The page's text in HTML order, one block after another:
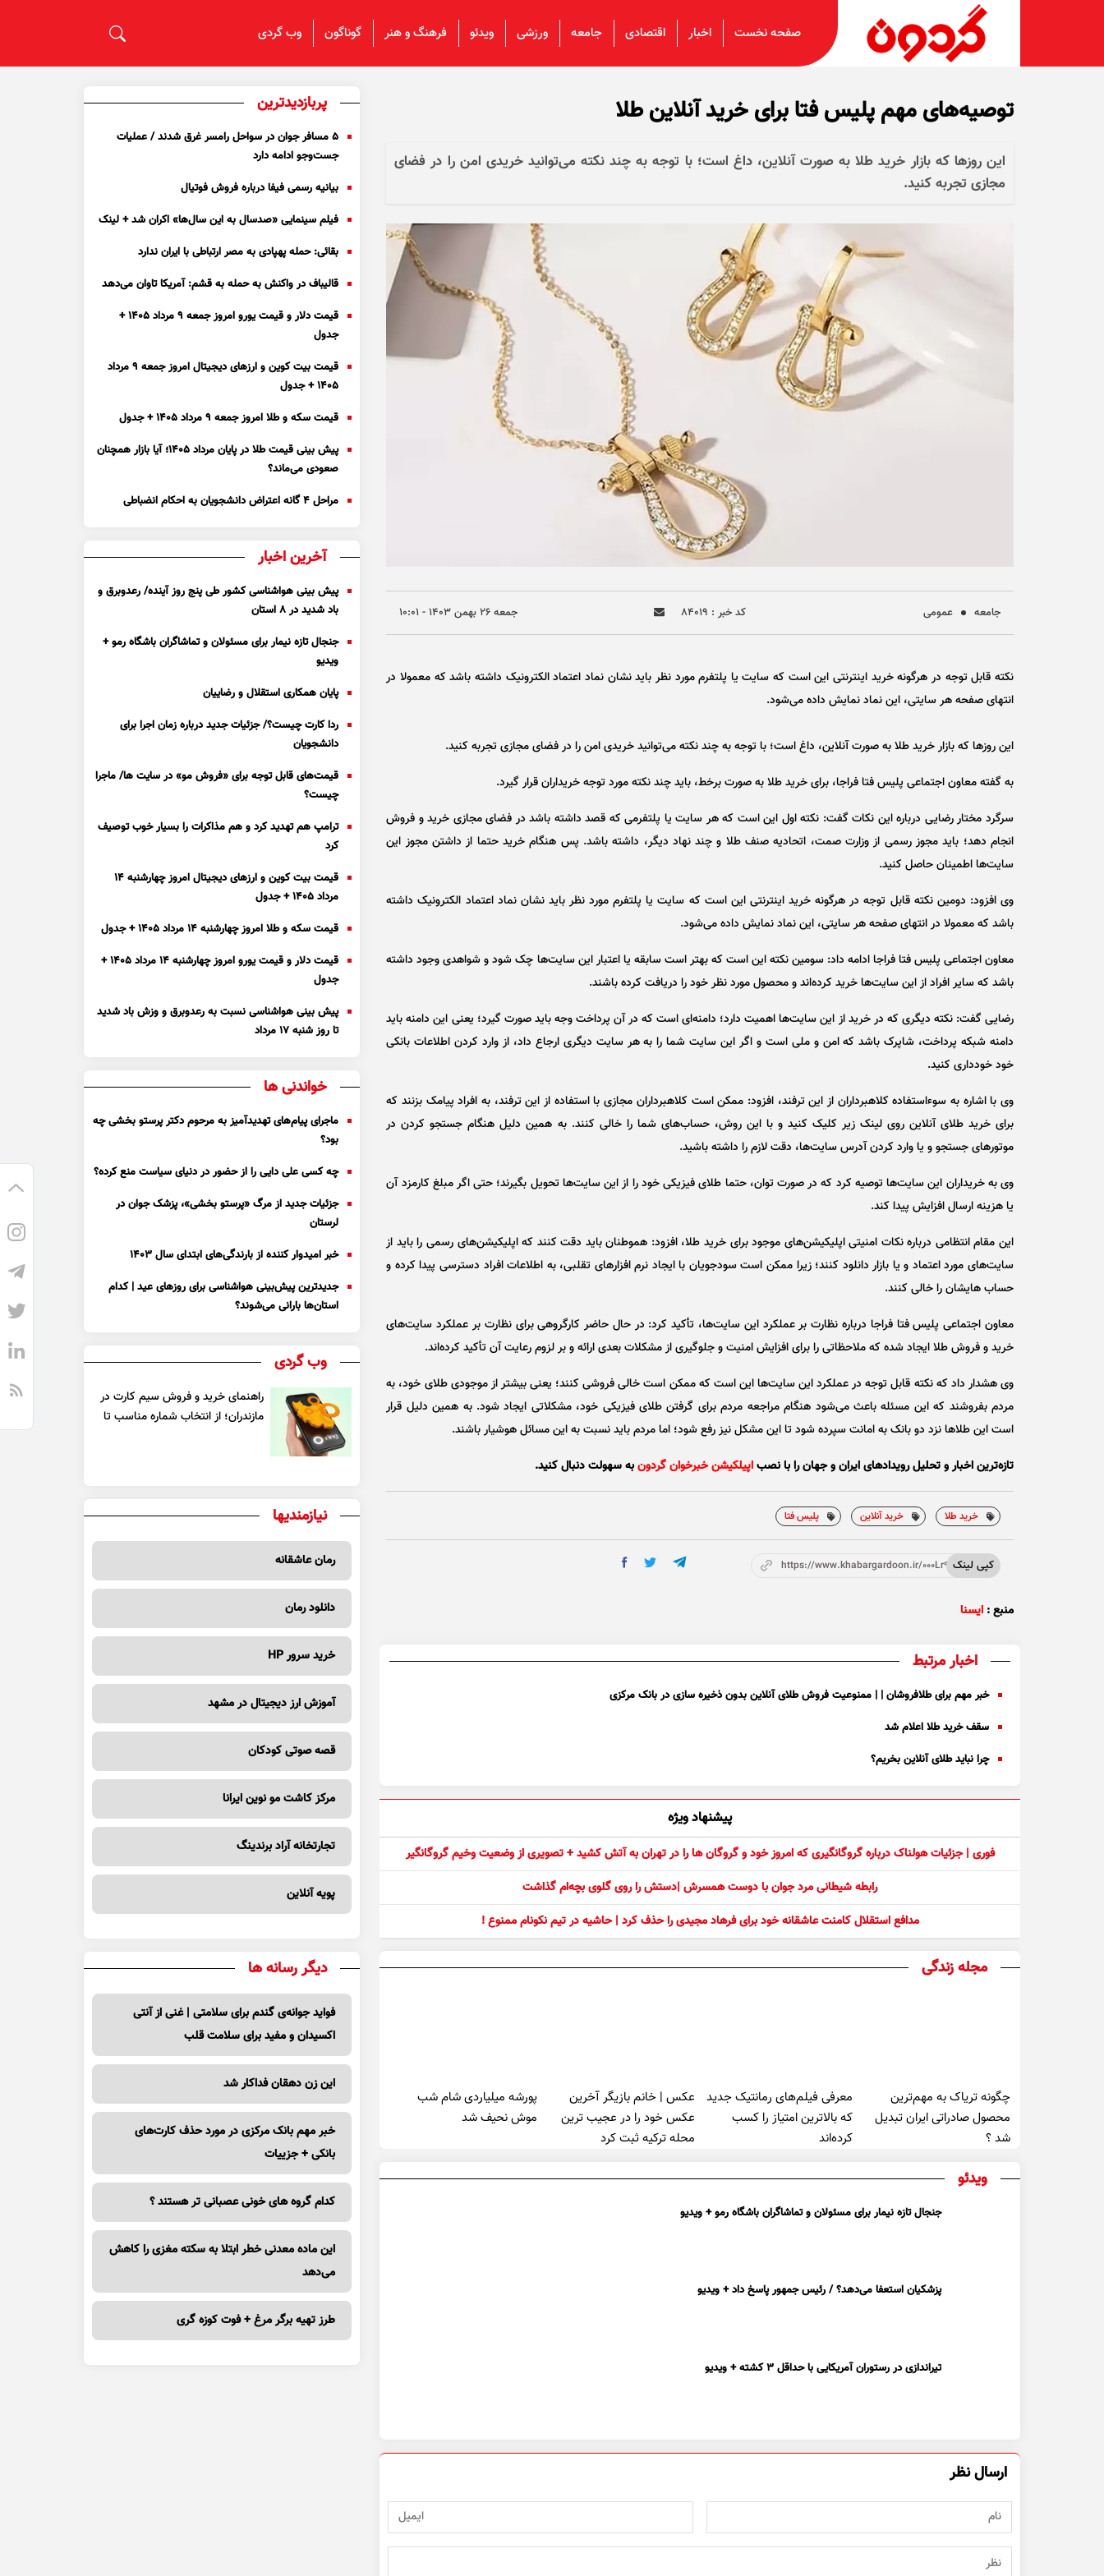
صفحه نخست اخبار اقتصادی جامعه ورزشی ویدئو فرهنگ و هنر گوناگون وب گردی
توصیه‌های مهم پلیس فتا برای خرید آنلاین طلا
این روز‌ها که بازار خرید طلا به صورت آنلاین، داغ است؛ با توجه به چند نکته می‌توانید خریدی امن را در فضای
مجازی تجربه کنید.
جامعه عمومی کد خبر : ۸۴۰۱۹ جمعه ۲۶ بهمن ۱۴۰۳ - ۱۰:۰۱
نکته قابل توجه در هرگونه خرید اینترنتی این است که سایت یا پلتفرم مورد نظر باید نشان نماد اعتماد الکترونیک داشته باشد که معمولا در
انتهای صفحه هر سایتی، این نماد نمایش داده می‌شود.
این روز‌ها که بازار خرید طلا به صورت آنلاین، داغ است؛ با توجه به چند نکته می‌توانید خریدی امن را در فضای مجازی تجربه کنید.
به گفته معاون اجتماعی پلیس فتا فراجا، برای خرید طلا به صورت برخط، باید چند نکته مورد توجه خریداران قرار گیرد.
سرگرد مختار رضایی درباره این نکات گفت: نکته اول این است که هر سایت یا پلتفرمی که قصد داشته باشد در فضای مجازی خرید و فروش
انجام دهد؛ باید مجوز رسمی از وزارت صمت، اتحادیه صنف طلا و چند نهاد دیگر، داشته باشد. پس هنگام خرید حتما از داشتن مجوز این
سایت‌ها اطمینان حاصل کنید.
وی افزود: دومین نکته قابل توجه در هرگونه خرید اینترنتی این است که سایت یا پلتفرم مورد نظر باید نشان نماد اعتماد الکترونیک داشته
باشد که معمولا در انتهای صفحه هر سایتی، این نماد نمایش داده می‌شود.
معاون اجتماعی پلیس فتا فراجا ادامه داد: سومین نکته این است که بهتر است سابقه یا اعتبار این سایت‌ها چک شود و شواهدی وجود داشته
باشد که سایر افراد از این سایت‌ها خرید کرده‌اند و محصول مورد نظر خود را دریافت کرده باشند.
رضایی گفت: نکته دیگری که در خرید از این سایت‌ها اهمیت دارد؛ دامنه‌ای است که در آن پرداخت وجه باید صورت گیرد؛ یعنی این دامنه باید
دامنه شبکه پرداخت، شاپرک باشد که امن و ملی است و اگر این سایت شما را به هر سایت دیگری ارجاع داد، از وارد کردن اطلاعات بانکی
خود خودداری کنید.
وی با اشاره به سوءاستفاده کلاهبرداران از این ترفند، افزود: ممکن است کلاهبرداران مجازی با استفاده از این ترفند، به افراد پیامک بزنند که
برای خرید طلای آنلاین روی لینک زیر کلیک کنید و با این روش، حساب‌های شما را خالی کنند. به همین دلیل هنگام جستجو کردن در
موتور‌های جستجو و یا وارد کردن آدرس سایت‌ها، دقت لازم را داشته باشید.
وی به خریداران این سایت‌ها توصیه کرد که در صورت توان، حتما طلای فیزیکی خود را از این سایت‌ها تحویل بگیرند؛ حتی اگر مبلغ کارمزد آن
یا هزینه ارسال افزایش پیدا کند.
این مقام انتظامی درباره نکات امنیتی اپلیکیشن‌های موجود برای خرید طلا، افزود: هموطنان باید دقت کنند که اپلیکیشن‌های رسمی را باید از
سایت‌های مورد اعتماد و یا بازار دانلود کنند؛ زیرا ممکن است سودجویان با ایجاد نرم افزار‌های تقلبی، به اطلاعات افراد دسترسی پیدا کرده و
حساب هایشان را خالی کنند.
معاون اجتماعی پلیس فتا فراجا درباره نظارت بر عملکرد این سایت‌ها، تأکید کرد: در حال حاضر کارگروهی برای نظارت بر عملکرد سایت‌های
خرید و فروش طلا ایجاد شده که ملاحظاتی را برای افزایش امنیت و جلوگیری از مشکلات بعدی ارائه و بر لزوم رعایت آن تأکید کرده‌اند.
وی هشدار داد که نکته قابل توجه در عملکرد این سایت‌ها این است که ممکن است خالی فروشی کنند؛ یعنی بیشتر از موجودی طلای خود، به
مردم بفروشند که این مسئله باعث می‌شود هنگام مراجعه مردم برای گرفتن طلای فیزیکی خود، مشکلاتی ایجاد شود. به همین دلیل قرار
است این طلا‌ها نزد دو بانک به امانت سپرده شود تا این مشکل نیز رفع شود؛ اما مردم باید نسبت به این مسائل هوشیار باشند.
تازه‌ترین اخبار و تحلیل‌ رویدادهای ایران و جهان را با نصباپیلکیشن خبرخوان گردونبه سهولت دنبال کنید.
خرید طلا خرید آنلاین پلیس فتا
کپی لینک https://www.khabargardoon.ir/000Lr9
منبع : ایسنا
اخبار مرتبط
خبر مهم برای طلافروشان | | ممنوعیت فروش طلای آنلاین بدون ذخیره سازی در بانک مرکزی
سقف خرید طلا اعلام شد
چرا نباید طلای آنلاین بخریم؟
پیشنهاد ویژه
فوری | جزئیات هولناک درباره گروگانگیری که امروز خود و گروگان ها را در تهران به آتش کشید + تصویری از وضعیت وخیم گروگانگیر
رابطه شیطانی مرد جوان با دوست همسرش |دستش را روی گلوی بچه‌ام گذاشت
مدافع استقلال کامنت عاشقانه خود برای فرهاد مجیدی را حذف کرد | حاشیه در تیم نکونام ممنوع !
مجله زندگی
چگونه تریاک به مهم‌ترین
محصول صادراتی ایران تبدیل
شد ؟
معرفی فیلم‌های رمانتیک جدید
که بالاترین امتیاز را کسب
کرده‌اند
عکس | خانم بازیگر آخرین
عکس خود را در عجیب ترین
محله ترکیه ثبت کرد
پورشه میلیاردی شام شب
موش‌ نحیف شد
ویدئو
جنجال تازه نیمار برای مسئولان و تماشاگران باشگاه رمو + ویدیو
پزشکیان استعفا می‌دهد؟ / رئیس جمهور پاسخ داد + ویدیو
تیراندازی در رستوران آمریکایی با حداقل ۳ کشته + ویدیو
ارسال نظر
پربازدیدترین
۵ مسافر جوان در سواحل رامسر غرق شدند / عملیات
جست‌و‌جو ادامه دارد
بیانیه رسمی فیفا درباره فروش فوتیال
فیلم سینمایی «صدسال به این سال‌ها» اکران شد + لینک
بقائی: حمله پهپادی به مصر ارتباطی با ایران ندارد
قالیباف در واکنش به حمله به قشم: آمریکا تاوان می‌دهد
قیمت دلار و قیمت یورو امروز جمعه ۹ مرداد ۱۴۰۵ +
جدول
قیمت بیت کوین و ارز‌های دیجیتال امروز جمعه ۹ مرداد
۱۴۰۵ + جدول
قیمت سکه و طلا امروز جمعه ۹ مرداد ۱۴۰۵ + جدول
پیش بینی قیمت طلا در پایان مرداد 1405؛ آیا بازار همچنان
صعودی می‌ماند؟
مراحل ۴ گانه اعتراض دانشجویان به احکام انضباطی
آخرین اخبار
پیش بینی هواشناسی کشور طی پنج روز آینده/ رعدوبرق و
باد شدید در ۸ استان
جنجال تازه نیمار برای مسئولان و تماشاگران باشگاه رمو +
ویدیو
پایان همکاری استقلال و رضاییان
ردا کارت چیست؟/ جزئیات جدید درباره زمان اجرا برای
دانشجویان
قیمت‌های قابل توجه برای «فروش مو» در سایت ها/ ماجرا
چیست؟
ترامپ هم تهدید کرد و هم مذاکرات را بسیار خوب توصیف
کرد
قیمت بیت کوین و ارز‌های دیجیتال امروز چهارشنبه ۱۴
مرداد ۱۴۰۵ + جدول
قیمت سکه و طلا امروز چهارشنبه ۱۴ مرداد ۱۴۰۵ + جدول
قیمت دلار و قیمت یورو امروز چهارشنبه ۱۴ مرداد ۱۴۰۵ +
جدول
پیش بینی هواشناسی نسبت به رعدوبرق و وزش باد شدید
تا روز شنبه ۱۷ مرداد
خواندنی ها
ماجرای پیام‌های تهدیدآمیز به مرحوم دکتر پرستو بخشی چه
بود؟
چه کسی علی دایی را از حضور در دنیای سیاست منع کرده؟
جزئیات جدید از مرگ «پرستو بخشی»، پزشک جوان در
لرستان
خبر امیدوار کننده از بارندگی‌های ابتدای سال ۱۴۰۳
جدیدترین پیش‌بینی هواشناسی برای روزهای عید | کدام
استان‌ها بارانی می‌شوند؟
وب گردی
راهنمای خرید و فروش سیم کارت در
مازندران؛ از انتخاب شماره مناسب تا
نیازمندیها
رمان عاشقانه
دانلود رمان
خرید سرور HP
آموزش ارز دیجیتال در مشهد
قصه صوتی کودکان
مرکز کاشت مو نوین ایرانا
تجارتخانه آراد برندینگ
پویه آنلاین
دیگر رسانه ها
فواید جوانه‌ی گندم برای سلامتی | غنی از آنتی
اکسیدان و مفید برای سلامت قلب
این زن دهقان فداکار شد
خبر مهم بانک مرکزی در مورد حذف کارت‌های
بانکی + جزییات
کدام گروه های خونی عصبانی تر هستند ؟
این ماده معدنی خطر ابتلا به سکته مغزی را کاهش
می‌دهد
طرز تهیه برگر مرغ + فوت کوزه گری